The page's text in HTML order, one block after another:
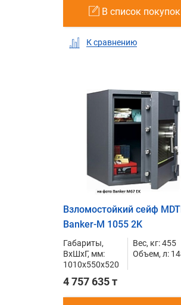
В список покупок
К сравнению
Взломостойкий сейф
Banker-M 1055 2K
Габариты,
ВxШxГ, мм:
1010x550x520
Вес, кг: 455
Объем, л:
4 757 635 т